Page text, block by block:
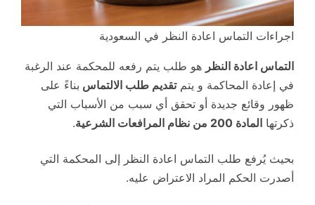
اجراءات التماس اعادة النظر في السعودية
التماس اعادة النظر هو طلب يتم رفعه للمحكمة عند الرغبة
في إعادة المحاكمة و يتمتقديم طلب الالتماس بناءً على
ظهور وقائع جديدة أو تحقق أي سبب من الأسباب التي
ذكرتها المادة 200 من نظام المرافعات الشرعية .
بحيث يُرفع طلب التماس اعادة النظر إلى المحكمة التي
أصدرت الحكم المراد الاعتراض عليه.